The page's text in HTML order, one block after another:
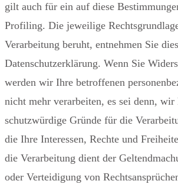
gilt auch für ein auf diese
Profiling. Die jeweilige
Verarbeitung beruht, entnehmen Sie
Datenschutzerklärung. Wenn Sie
werden wir Ihre betroffenen
nicht mehr verarbeiten, es sei denn, wir
schutzwürdige Gründe für die
die Ihre Interessen, Rechte und
die Verarbeitung dient der
oder Verteidigung von